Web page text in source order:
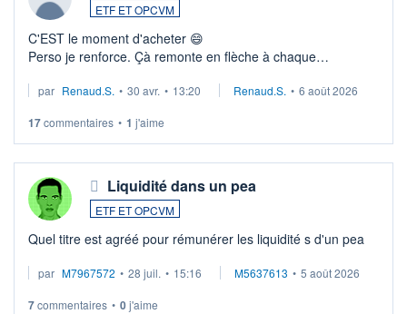
ETF ET OPCVM
C'EST le moment d'acheter 😄​
Perso je renforce. Çà remonte en flèche à chaque
Investissement long terme tip top pour sa retraite.
par Renaud.S. • 30 avr. • 13:20 Renaud.S. • 6 août 2026
17commentaires • 1 j'aime
Liquidité dans un pea
ETF ET OPCVM
Quel titre est agréé pour rémunérer les liquidité s d'un pea
par M7967572 • 28 juil. • 15:16 M5637613 • 5 août 2026
7commentaires • 0j'aime